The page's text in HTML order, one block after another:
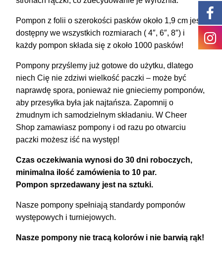
Pompon z folii o szerokości pasków około 1,9 cm jest
dostępny we wszystkich rozmiarach ( 4″, 6″, 8″) i
każdy pompon składa się z około 1000 pasków!
Pompony przyślemy już gotowe do użytku, dlatego
niech Cię nie zdziwi wielkość paczki – może być
naprawdę spora, ponieważ nie gnieciemy pomponów,
aby przesyłka była jak najtańsza. Zapomnij o
żmudnym ich samodzielnym składaniu. W Cheer
Shop zamawiasz pompony i od razu po otwarciu
paczki możesz iść na występ!
Czas oczekiwania wynosi do 30 dni roboczych,
minimalna ilość zamówienia to 10 par.
Pompon sprzedawany jest na sztuki.
Nasze pompony spełniają standardy pomponów
występowych i turniejowych.
Nasze pompony nie tracą kolorów i nie barwią rąk!